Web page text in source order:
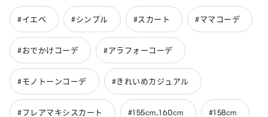
#イエベ #シンプル #スカート #ママコーデ
#おでかけコーデ #アラフォーコーデ
#モノトーンコーデ #きれいめカジュアル
#フレアマキシスカート #155cm_160cm #158cm